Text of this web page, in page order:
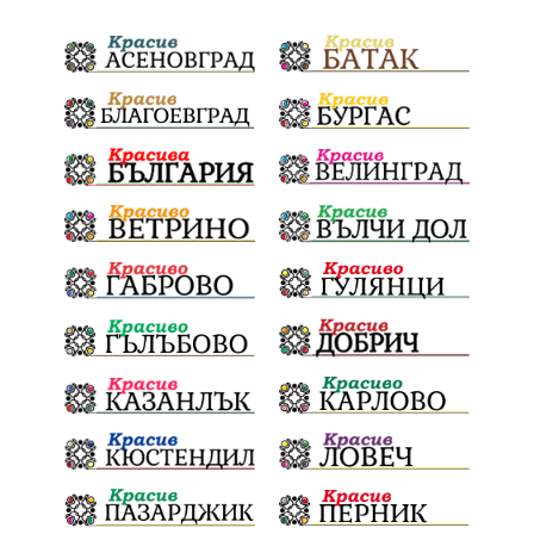
благотворителна инициатива
Електронният прием започва Дънката
Ще има ли присъда Ден на отворените врати
стопанство „Храна от село“ Карола Карова
„Отваряне на града към морето“
Негодна за пиене вода във Варненско
цялостно обновяване Музеъ на мозайките
и прилежащия парк в Девня